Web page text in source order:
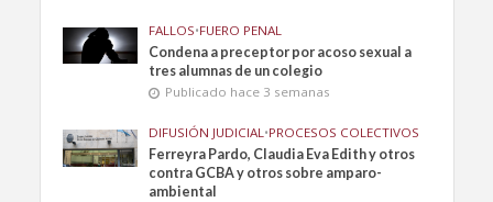
FALLOS•FUERO PENAL
Condena a preceptor por acoso sexual a
tres alumnas de un colegio
Publicado hace 3 semanas
DIFUSIÓN JUDICIAL •PROCESOS COLECTIVOS
Ferreyra Pardo, Claudia Eva Edith y otros
contra GCBA y otros sobre amparo-
ambiental